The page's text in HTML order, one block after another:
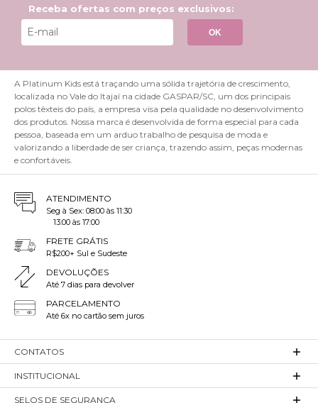
Receba ofertas com preços exclusivos:
OK
A Platinum Kids está traçando uma sólida trajetória de crescimento,
localizada no Vale do Itajaí na cidade GASPAR/SC, um dos principais
polos têxteis do país, a empresa visa pela qualidade no desenvolvimento
dos produtos. Nossa marca é desenvolvida de forma especial para cada
pessoa, baseada em um arduo trabalho de pesquisa de moda e
valorizando a liberdade de ser criança, trazendo assim, peças modernas
e confortáveis.
ATENDIMENTO
Seg à Sex: 08:00 às 11:30
13:00 às 17:00
FRETE GRÁTIS
R$200+ Sul e Sudeste
DEVOLUÇÕES
Até 7 dias para devolver
PARCELAMENTO
Até 6x no cartão sem juros
CONTATOS
INSTITUCIONAL
SELOS DE SEGURANÇA